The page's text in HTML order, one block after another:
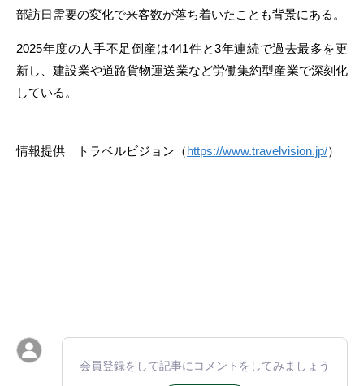
部訪日需要の変化で来客数が落ち着いたことも背景にある。
2025年度の人手不足倒産は441件と3年連続で過去最多を更
新し、建設業や道路貨物運送業など労働集約型産業で深刻化
している。
情報提供 トラベルビジョン（https://www.travelvision.jp/）
会員登録をして記事にコメントをしてみましょう